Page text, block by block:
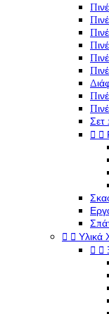
Σετ
 
  Υλικά
 